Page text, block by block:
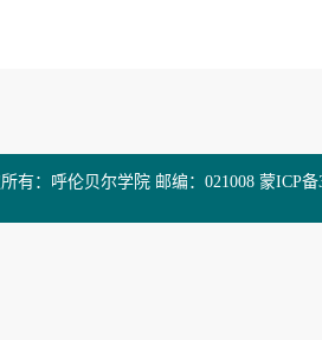
有：呼伦贝尔学院 邮编：021008 蒙ICP